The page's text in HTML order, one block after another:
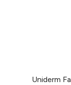
Uniderm